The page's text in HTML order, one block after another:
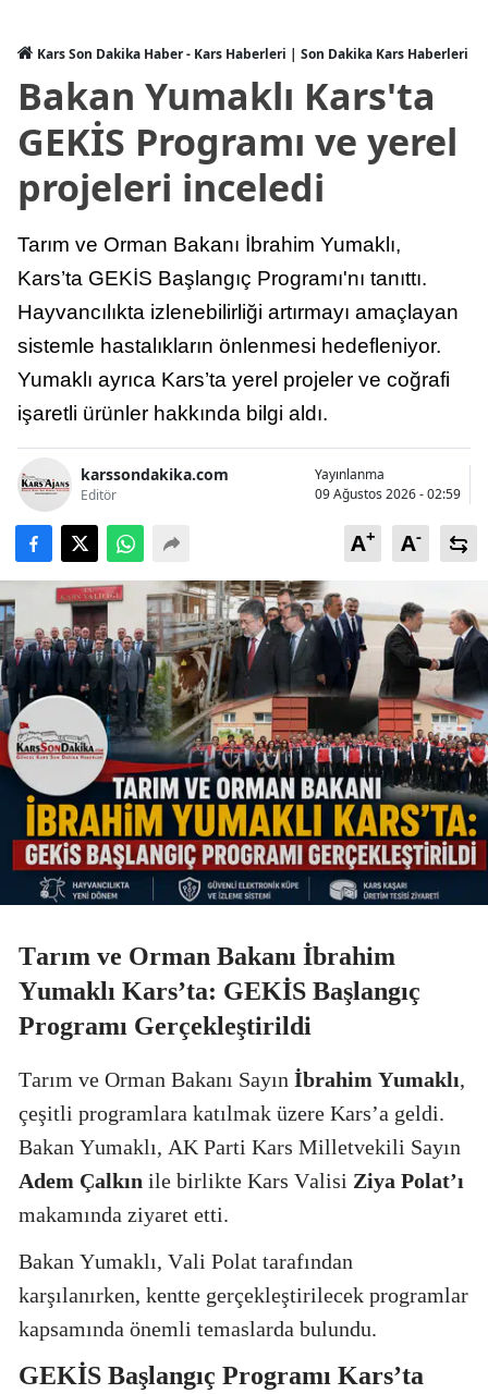
Kars Son Dakika Haber - Kars Haberleri | Son Dakika Kars Haberleri
Bakan Yumaklı Kars'ta
GEKİS Programı ve yerel
projeleri inceledi
Tarım ve Orman Bakanı İbrahim Yumaklı,
Kars’ta GEKİS Başlangıç Programı'nı tanıttı.
Hayvancılıkta izlenebilirliği artırmayı amaçlayan
sistemle hastalıkların önlenmesi hedefleniyor.
Yumaklı ayrıca Kars’ta yerel projeler ve coğrafi
işaretli ürünler hakkında bilgi aldı.
karssondakika.com
Editör
Yayınlanma
09 Ağustos 2026 - 02:59
A+ A-
Tarım ve Orman Bakanı İbrahim
Yumaklı Kars’ta: GEKİS Başlangıç
Programı Gerçekleştirildi
Tarım ve Orman Bakanı Sayın İbrahim Yumaklı,
çeşitli programlara katılmak üzere Kars’a geldi.
Bakan Yumaklı, AK Parti Kars Milletvekili Sayın
Adem Çalkın ile birlikte Kars Valisi Ziya Polat’ı
makamında ziyaret etti.
Bakan Yumaklı, Vali Polat tarafından
karşılanırken, kentte gerçekleştirilecek programlar
kapsamında önemli temaslarda bulundu.
GEKİS Başlangıç Programı Kars’ta